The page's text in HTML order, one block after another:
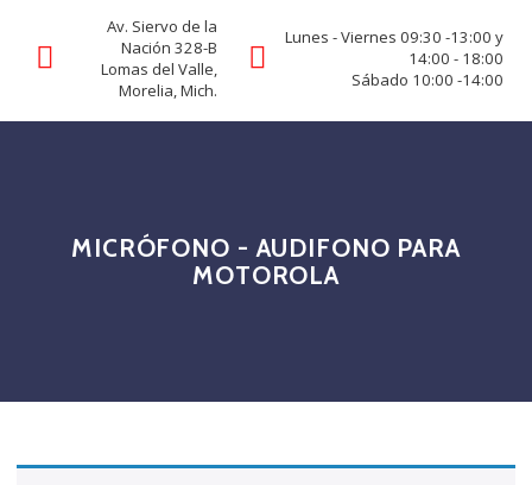
Av. Siervo de la
Nación 328-B
Lomas del Valle,
Morelia, Mich.
Lunes - Viernes 09:30 -13:00 y
14:00 - 18:00
Sábado 10:00 -14:00
MICRÓFONO - AUDIFONO PARA
MOTOROLA